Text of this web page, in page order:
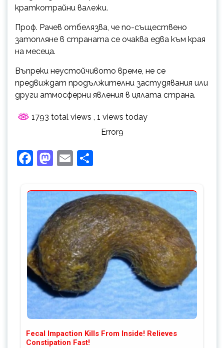
краткотрайни валежи.
Проф. Рачев отбелязва, че по-съществено
затопляне в страната се очаква едва към края
на месеца.
Въпреки неустойчивото време, не се
предвиждат продължителни застудявания или
други атмосферни явления в цялата страна.
1793 total views , 1 views today
Error9
Facebook
Mastodon
Email
Fecal Impaction Kills From Inside! Relieves
Constipation Fast!